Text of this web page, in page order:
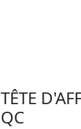
TÊTE
QC